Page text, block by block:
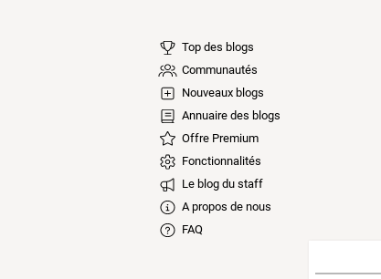
Top des blogs
Communautés
Nouveaux blogs
Annuaire des blogs
Offre Premium
Fonctionnalités
Le blog du staff
A propos de nous
FAQ